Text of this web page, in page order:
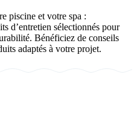
piscine et votre spa :
d’entretien sélectionnés pour
Bénéficiez de conseils
adaptés à votre projet.